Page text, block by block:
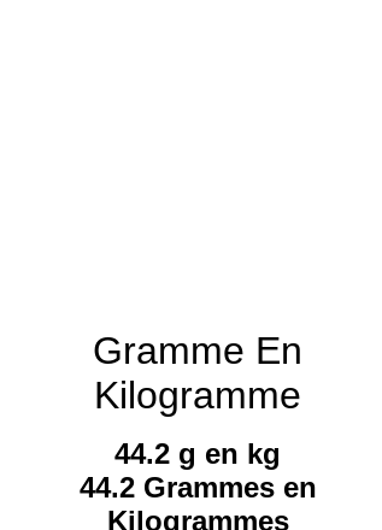
Gramme En
Kilogramme
44.2 g en kg
44.2 Grammes en
Kilogrammes